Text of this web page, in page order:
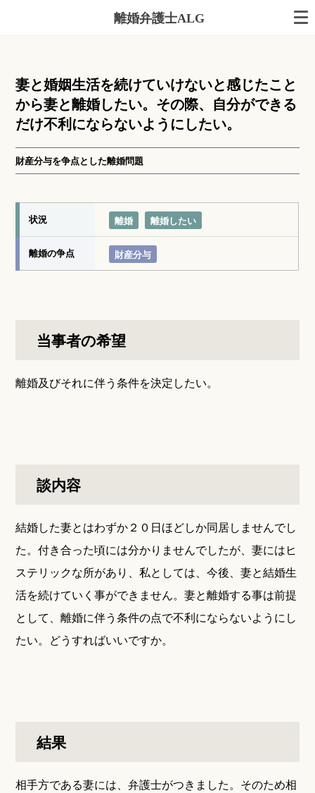
離婚弁護士ALG
妻と婚姻生活を続けていけないと感じたこと
から妻と離婚したい。その際、自分ができる
だけ不利にならないようにしたい。
財産分与を争点とした離婚問題
状況 離婚 離婚したい
離婚の争点 財産分与
当事者の希望
離婚及びそれに伴う条件を決定したい。
談内容
結婚した妻とはわずか２０日ほどしか同居しませんでし
た。付き合った頃には分かりませんでしたが、妻にはヒ
ステリックな所があり、私としては、今後、妻と結婚生
活を続けていく事ができません。妻と離婚する事は前提
として、離婚に伴う条件の点で不利にならないようにし
たい。どうすればいいですか。
結果
相手方である妻には、弁護士がつきました。そのため相